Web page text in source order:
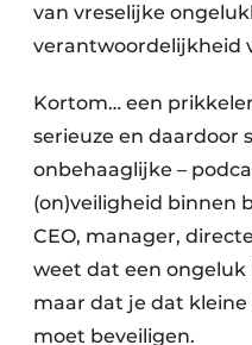
van vreselijke
verantwoordelijkheid
Kortom… een
serieuze en daardoor
onbehaaglijke –
(on)veiligheid binnen
CEO, manager,
weet dat een ongeluk
maar dat je dat
moet beveiligen.